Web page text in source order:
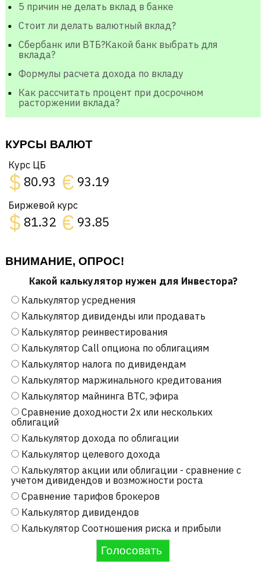
5 причин не делать вклад в банке
Стоит ли делать валютный вклад?
Сбербанк или ВТБ?Какой банк выбрать для
вклада?
Формулы расчета дохода по вкладу
Как рассчитать процент при досрочном
расторжении вклада?
КУРСЫ ВАЛЮТ
Курс ЦБ
$ 80.93 € 93.19
Биржевой курс
$ 81.32 € 93.85
ВНИМАНИЕ, ОПРОС!
Какой калькулятор нужен для Инвестора?
Калькулятор усреднения
Калькулятор дивиденды или продавать
Калькулятор реинвестирования
Калькулятор Call опциона по облигациям
Калькулятор налога по дивидендам
Калькулятор маржинального кредитования
Калькулятор майнинга BTC, эфира
Сравнение доходности 2х или нескольких
облигаций
Калькулятор дохода по облигации
Калькулятор целевого дохода
Калькулятор акции или облигации - сравнение с
учетом дивидендов и возможности роста
Сравнение тарифов брокеров
Калькулятор дивидендов
Калькулятор Соотношения риска и прибыли